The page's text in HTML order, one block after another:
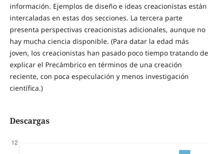
información. Ejemplos de diseño e ideas creacionistas están
intercaladas en estas dos secciones. La tercera parte
presenta perspectivas creacionistas adicionales, aunque no
hay mucha ciencia disponible. (Para datar la edad más
joven, los creacionistas han pasado poco tiempo tratando de
explicar el Precámbrico en términos de una creación
reciente, con poca especulación y menos investigación
científica.)
Descargas